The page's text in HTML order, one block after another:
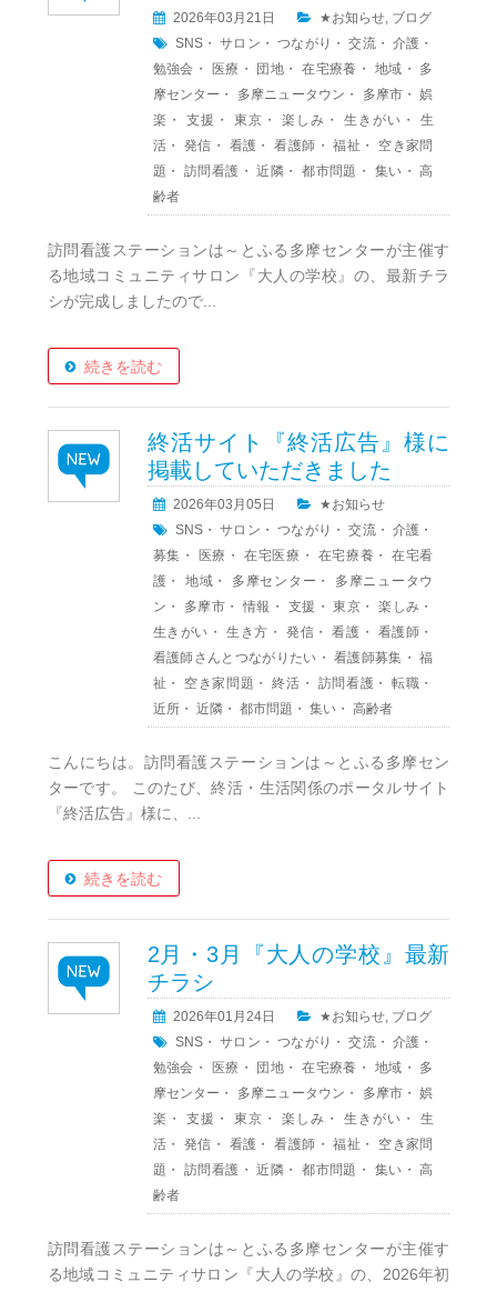
2026年03月21日 ★お知らせ, ブログ
SNS・サロン ・つながり ・交流・介護 ・
勉強会 ・ 医療 ・ 団地 ・在宅療養 ・ 地域 ・ 多
摩センター ・ 多摩ニュータウン ・ 多摩市 ・娯
楽 ・ 支援 ・ 東京 ・ 楽しみ ・ 生きがい ・ 生
活 ・ 発信 ・ 看護 ・看護師 ・福祉 ・ 空き家問
題 ・ 訪問看護 ・近隣 ・都市問題 ・ 集い ・高
齢者
訪問看護ステーションは～とふる多摩センターが主催す
る地域コミュニティサロン『大人の学校』の、最新チラ
シが完成しましたので...
続きを読む
終活サイト『終活広告』様に
掲載していただきました
2026年03月05日
★お知らせ
SNS・サロン ・つながり ・交流・介護 ・
募集 ・ 医療 ・在宅医療 ・ 在宅療養 ・在宅看
護 ・ 地域 ・ 多摩センター ・ 多摩ニュータウ
ン ・ 多摩市 ・情報 ・ 支援 ・東京 ・楽しみ ・
生きがい ・生き方 ・発信 ・看護 ・ 看護師 ・
看護師さんとつながりたい ・看護師募集 ・福
祉 ・ 空き家問題 ・終活 ・ 訪問看護 ・転職 ・
近所・ 近隣・ 都市問題 ・ 集い・ 高齢者
こんにちは。訪問看護ステーションは～とふる多摩セン
ターです。 このたび、終活・生活関係のポータルサイト
『終活広告』様に、...
続きを読む
2月・3月『大人の学校』最新
チラシ
2026年01月24日 ★お知らせ, ブログ
SNS・サロン ・つながり ・交流・介護 ・
勉強会 ・ 医療 ・ 団地 ・在宅療養 ・ 地域 ・ 多
摩センター ・ 多摩ニュータウン ・ 多摩市 ・娯
楽 ・ 支援 ・ 東京 ・ 楽しみ ・ 生きがい ・ 生
活 ・ 発信 ・ 看護 ・看護師 ・福祉 ・ 空き家問
題 ・ 訪問看護 ・近隣 ・都市問題 ・ 集い ・高
齢者
訪問看護ステーションは～とふる多摩センターが主催す
る地域コミュニティサロン『大人の学校』の、2026年初